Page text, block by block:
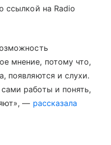
ссылкой на Radio
мнение, потому что,
появляются и слухи.
работы и понять,
— рассказала